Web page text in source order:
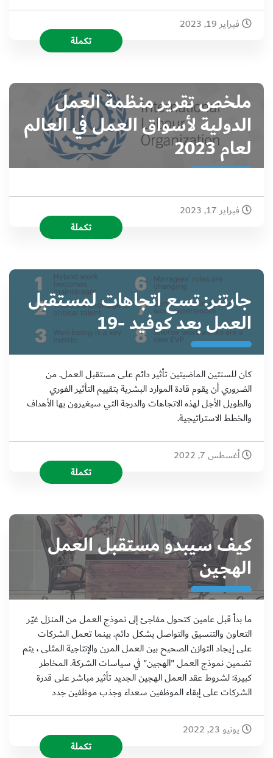
فبراير 19, 2023
تكملة
ملخص تقرير منظمة العمل
الدولية لأسواق العمل في العالم
لعام 2023
فبراير 17, 2023
تكملة
جارتنر: تسع اتجاهات لمستقبل
العمل بعد كوفيد -19
كان للسنتين الماضيتين تأثير دائم على مستقبل العمل. من
الضروري أن يقوم قادة الموارد البشرية بتقييم التأثير الفوري
والطويل الأجل لهذه الاتجاهات والدرجة التي سيغيرون بها الأهداف
والخطط الاستراتيجية.
أغسطس 7, 2022
تكملة
كيف سيبدو مستقبل العمل
الهجين
ما بدأ قبل عامين كتحول مفاجئ إلى نموذج العمل من المنزل غيّر
التعاون والتنسيق والتواصل بشكل دائم. بينما تعمل الشركات
على إيجاد التوازن الصحيح بين العمل المرن والإنتاجية المثلى ، يتم
تضمين نموذج العمل "الهجين" في سياسات الشركة. المخاطر
كبيرة: لشروط عقد العمل الهجين الجديد تأثير مباشر على قدرة
الشركات على إبقاء الموظفين سعداء وجذب موظفين جدد
يونيو 23, 2022
تكملة